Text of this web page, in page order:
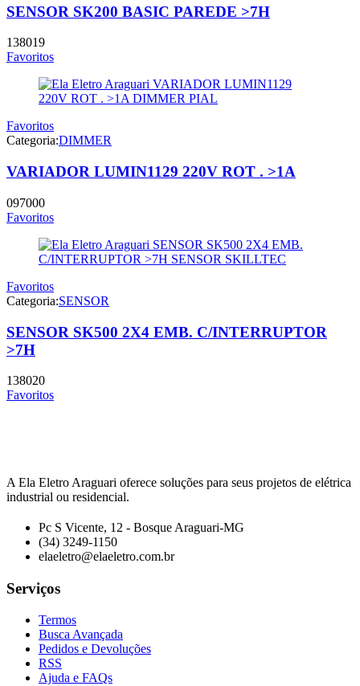
SENSOR SK200 BASIC PAREDE >7H
138019
Favoritos
Favoritos
Categoria:DIMMER
VARIADOR LUMIN1129 220V ROT . >1A
097000
Favoritos
Favoritos
Categoria:SENSOR
SENSOR SK500 2X4 EMB. C/INTERRUPTOR
>7H
138020
Favoritos
A Ela Eletro Araguari oferece soluções para seus projetos de elétrica
industrial ou residencial.
Pc S Vicente, 12 - Bosque Araguari-MG
(34) 3249-1150
elaeletro@elaeletro.com.br
Serviços
Termos
Busca Avançada
Pedidos e Devoluções
RSS
Ajuda e FAQs